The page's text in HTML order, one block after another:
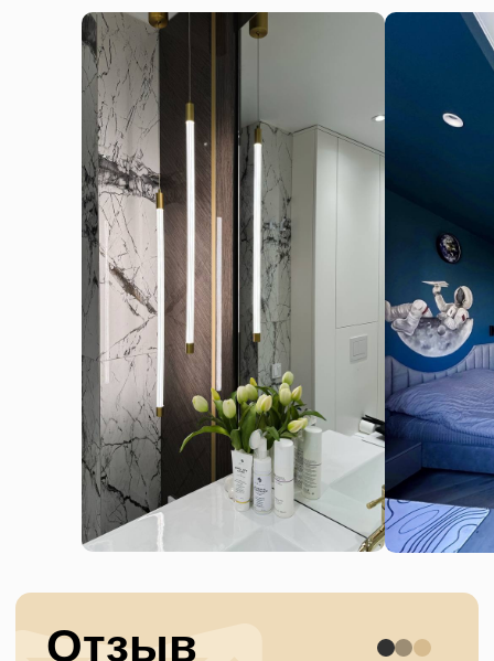
Отзыв
клиента
Светлана
Это любовь с первого взгляда!
Сегодня мой дом преобразился – я
получила мебель своей мечты.
Каждая линия, каждая деталь будто
создана специально для меня.
Материалы премиальные, сборка –
безупречная.
Огромное спасибо дизайнеру! Вы не
просто сделали мебель – вы
сотворили пространство, в котором
хочется жить, творить и радоваться